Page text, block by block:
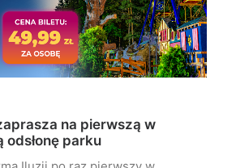
na pierwszą w
odsłonę parku